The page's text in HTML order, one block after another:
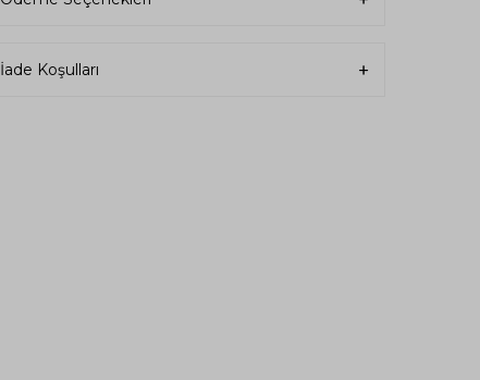
KULLANIM/YIKAMA TALİMATLARI
Düşük ısıyla ütü yapılabilir.
İade Koşulları